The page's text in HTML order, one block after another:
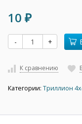
10 ₽
- +
К сравнению
Категории: Триллион